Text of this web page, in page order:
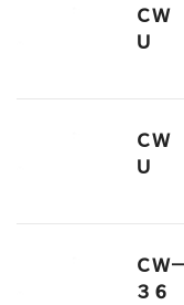
ＣＷ
Ｕ
ＣＷ
Ｕ
ＣＷ
３６